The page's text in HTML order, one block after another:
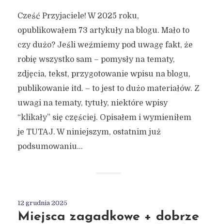
Cześć Przyjaciele! W 2025 roku,
opublikowałem 73 artykuły na blogu. Mało to
czy dużo? Jeśli weźmiemy pod uwagę fakt, że
robię wszystko sam – pomysły na tematy,
zdjęcia, tekst, przygotowanie wpisu na blogu,
publikowanie itd. – to jest to dużo materiałów. Z
uwagi na tematy, tytuły, niektóre wpisy
“klikały” się częściej. Opisałem i wymieniłem
je TUTAJ. W niniejszym, ostatnim już
podsumowaniu...
12 grudnia 2025
Miejsca zagadkowe + dobrze